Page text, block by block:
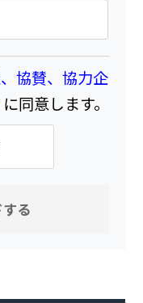
協賛、協力企
に同意します。